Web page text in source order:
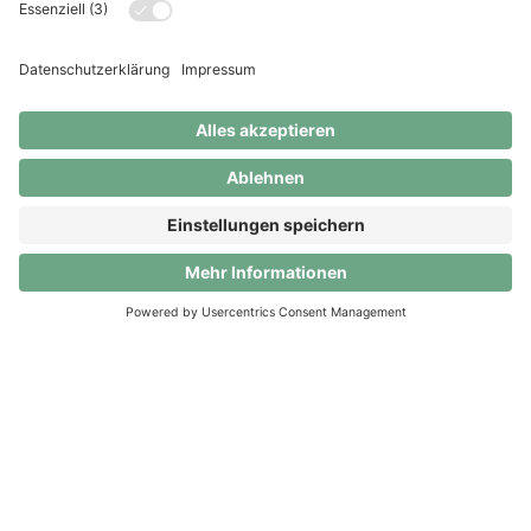
© Clanq AG. Alle Rechte vorbehalten.
30.09.2026 sind alle Premium-Vorteile komplett
kostenlos. Danach entscheidest du selbst: Umstieg
auf Clanq Basic (für 0 CHF) oder weiterhin Premium
für 5 CHF/Monat.
App herunterladen